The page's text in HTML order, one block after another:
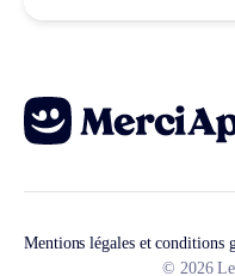
Mentions légales et conditions
© 2026